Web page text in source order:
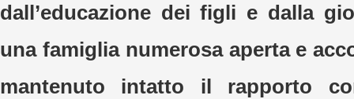
dall’educazione dei figli e dalla
una famiglia numerosa aperta e
mantenuto intatto il rapporto